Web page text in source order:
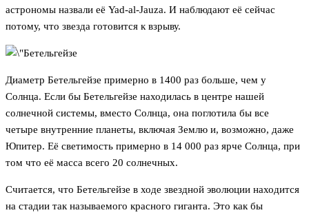
астрономы назвали её Yad-al-Jauza. И наблюдают её сейчас
потому, что звезда готовится к взрыву.
Диаметр Бетельгейзе примерно в 1400 раз больше, чем у
Солнца. Если бы Бетельгейзе находилась в центре нашей
солнечной системы, вместо Солнца, она поглотила бы все
четыре внутренние планеты, включая Землю и, возможно, даже
Юпитер. Её светимость примерно в 14 000 раз ярче Солнца, при
том что её масса всего 20 солнечных.
Считается, что Бетельгейзе в ходе звездной эволюции находится
на стадии так называемого красного гиганта. Это как бы